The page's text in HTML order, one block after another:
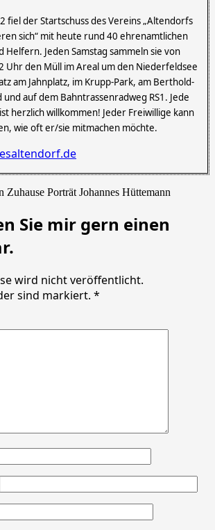
fiel der Startschuss des Vereins „Altendorfs
sich“ mit heute rund 40 ehrenamtlichen
Helfern. Jeden Samstag sammeln sie von
Uhr den Müll im Areal um den Niederfeldsee
am Jahnplatz, im Krupp-Park, am Berthold-
auf dem Bahntrassenradweg RS1. Jede
herzlich willkommen! Jeder Freiwillige kann
wie oft er/sie mitmachen möchte.
Sie mir gern einen
wird nicht veröffentlicht.
sind markiert. *